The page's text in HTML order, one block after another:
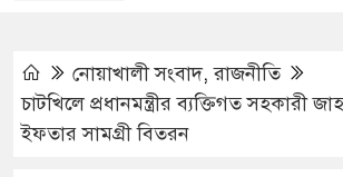
নোয়াখালী সংবাদ,রাজনীতি
চাটখিলে প্রধানমন্ত্রীর ব্যক্তিগত সহকারী
ইফতার সামগ্রী বিতরন